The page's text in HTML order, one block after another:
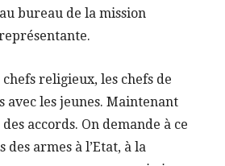
bureau de la mission
religieux, les chefs de
les jeunes. Maintenant
accords. On demande à ce
armes à l’Etat, à la